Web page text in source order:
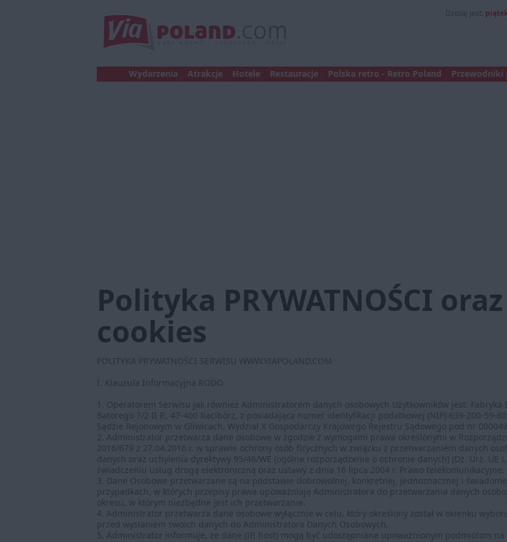
Dzisiaj jest:
Wydarzenia Atrakcje Hotele Restauracje Polska retro - Retro Poland Przewodniki
Polityka PRYWATNOŚCI
cookies
POLITYKA PRYWATNOŚCI SERWISU WWW.VIAPOLAND.COM
I. Klauzula Informacyjna RODO
1. Operatorem Serwisu jak również Administratorem danych osobowych Użytkowników jest:
Batorego 7/2 II P., 47-400 Racibórz, z posiadająca numer identyfikacji podatkowej (NIP) 639-200-59-
Sądzie Rejonowym w Gliwicach, Wydział X Gospodarczy Krajowego Rejestru Sądowego pod nr
2. Administrator przetwarza dane osobowe w zgodzie z wymogami prawa określonymi w
2016/679 z 27.04.2016 r. w sprawie ochrony osób fizycznych w związku z przetwarzaniem danych
danych oraz uchylenia dyrektywy 95/46/WE (ogólne rozporządzenie o ochronie danych) (Dz. Urz. UE
świadczeniu usług drogą elektroniczną oraz ustawy z dnia 16 lipca 2004 r. Prawo telekomunikacyjne.
3. Dane Osobowe przetwarzane są na podstawie dobrowolnej, konkretnej, jednoznacznej i
przypadkach, w których przepisy prawa upoważniają Administratora do przetwarzania danych
okresu, w którym niezbędne jest ich przetwarzanie.
4. Administrator przetwarza dane osobowe wyłącznie w celu, który określony został w okienku
przed wysłaniem swoich danych do Administratora Danych Osobowych.
5. Administrator informuje, że dane (IP, host) mogą być udostępniane upoważnionym podmiotom